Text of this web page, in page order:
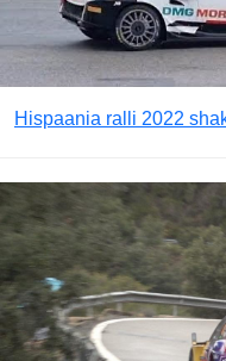
Hispaania ralli 2022